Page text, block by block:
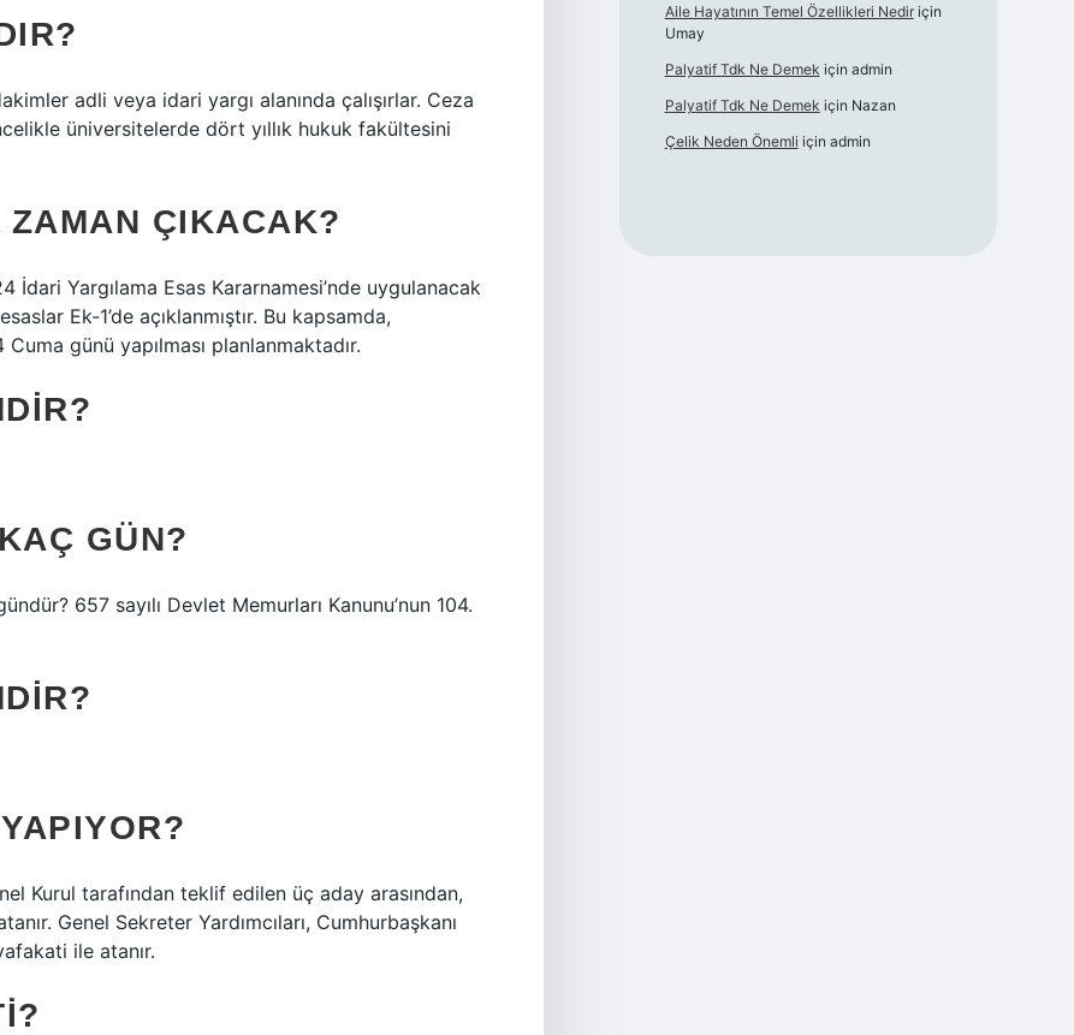
adli veya idari yargı alanında çalışırlar. Ceza
üniversitelerde dört yıllık hukuk fakültesini
ÇIKACAK?
İdari Yargılama Esas Kararnamesi’nde uygulanacak
Ek-1’de açıklanmıştır. Bu kapsamda,
günü yapılması planlanmaktadır.
GÜN?
657 sayılı Devlet Memurları Kanunu’nun 104.
Kurul tarafından teklif edilen üç aday arasından,
Genel Sekreter Yardımcıları, Cumhurbaşkanı
ile atanır.
Aile Hayatının Temel Özellikleri Nediriçin
Umay
Palyatif Tdk Ne Demek için admin
Palyatif Tdk Ne Demek için Nazan
Çelik Neden Önemli için admin